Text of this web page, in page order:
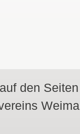
den Seiten